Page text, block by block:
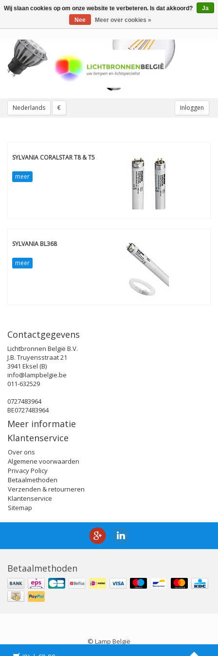
Nederlands € Inloggen
Toggle
SYLVANIA CORALSTAR T8 & T5
meer
SYLVANIA BL368
meer
Contactgegevens
Lichtbronnen België B.V.
J.B. Truyensstraat 21
3941 Eksel (B)
info@lampbelgie.be
011-632529
0727483964
BE0727483964
Meer informatie
Klantenservice
Over ons
Algemene voorwaarden
Privacy Policy
Betaalmethoden
Verzenden & retourneren
Klantenservice
Sitemap
Betaalmethoden
© Lamp België
Wij slaan cookies op om onze website te verbeteren. Is dat akkoord?
Ja
Nee
Meer over cookies »